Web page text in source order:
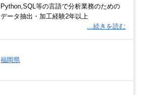
Python,SQL等の言語で分析業務のための
データ抽出・加工経験2年以上
…続きを読む
福岡県